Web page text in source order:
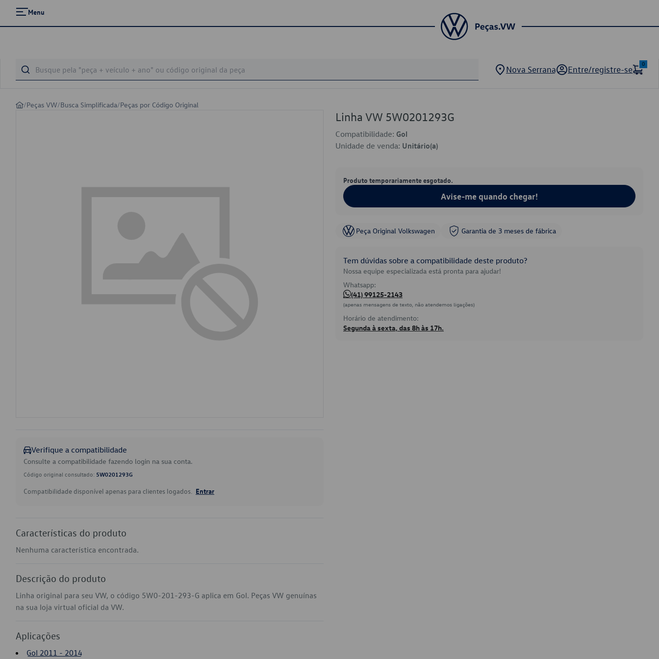
Menu
Nova Serrana Entre/registre-se
0
/Peças VW/Busca Simplificada/Peças por Código Original
Verifique a compatibilidade
Consulte a compatibilidade fazendo login na sua conta.
Código original consultado: 5W0201293G
Compatibilidade disponível apenas para clientes logados. Entrar
Características do produto
Nenhuma característica encontrada.
Descrição do produto
Linha original para seu VW, o código 5W0-201-293-G aplica em Gol. Peças VW genuínas
na sua loja virtual oficial da VW.
Aplicações
Gol 2011 - 2014
Linha VW 5W0201293G
Compatibilidade: Gol
Unidade de venda: Unitário(a)
Produto temporariamente esgotado.
Avise-me quando chegar!
Peça Original Volkswagen Garantia de 3 meses de fábrica
Tem dúvidas sobre a compatibilidade deste produto?
Nossa equipe especializada está pronta para ajudar!
Whatsapp:
(41) 99125-2143
(apenas mensagens de texto, não atendemos ligações)
Horário de atendimento:
Segunda à sexta, das 8h às 17h.